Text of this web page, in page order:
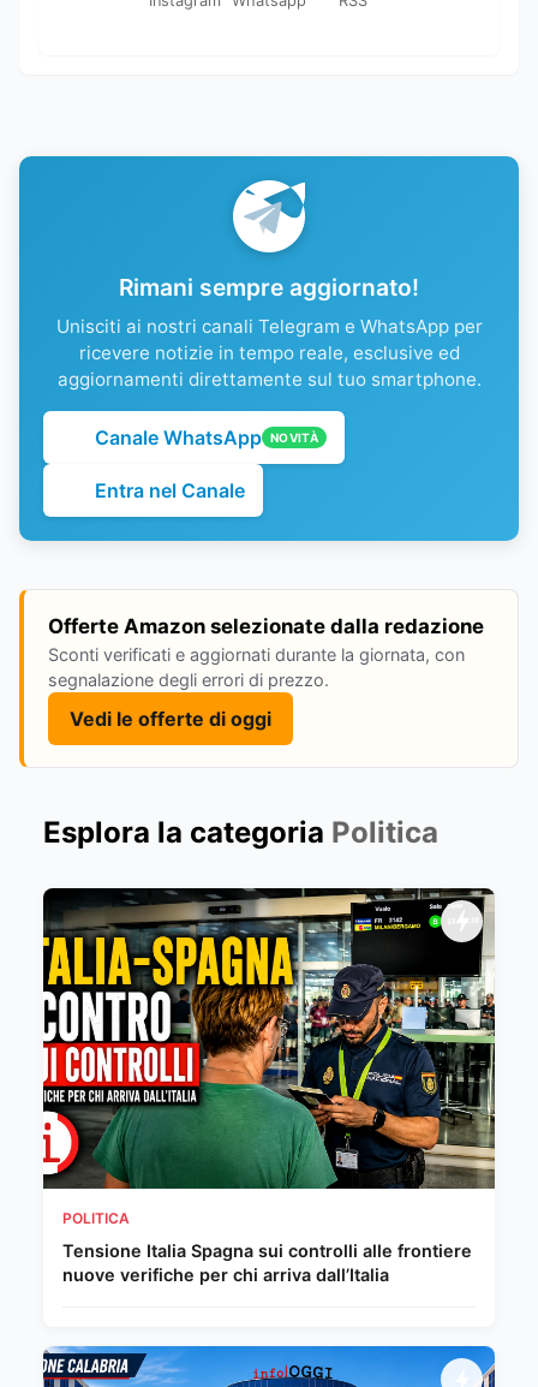
Rimani sempre aggiornato!
Unisciti ai nostri canali Telegram e WhatsApp per
ricevere notizie in tempo reale, esclusive ed
aggiornamenti direttamente sul tuo smartphone.
Canale WhatsApp NOVITÀ
Entra nel Canale
Offerte Amazon selezionate dalla redazione
Sconti verificati e aggiornati durante la giornata, con
segnalazione degli errori di prezzo.
Vedi le offerte di oggi
Esplora la categoria Politica
POLITICA
Tensione Italia Spagna sui controlli alle frontiere
nuove verifiche per chi arriva dall’Italia